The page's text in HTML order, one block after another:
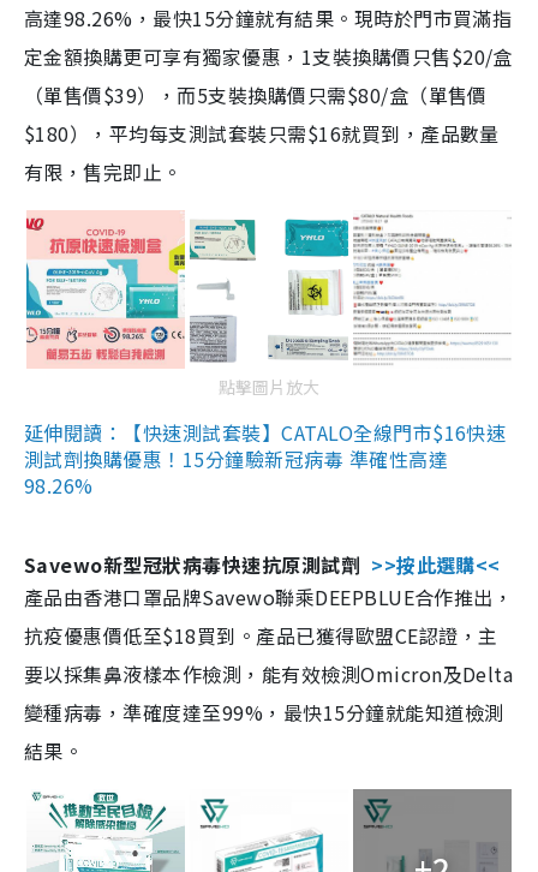
高達98.26%，最快15分鐘就有結果。現時於門市買滿指
定金額換購更可享有獨家優惠，1支裝換購價只售$20/盒
（單售價$39），而5支裝換購價只需$80/盒（單售價
$180），平均每支測試套裝只需$16就買到，產品數量
有限，售完即止。
點擊圖片放大
延伸閱讀：【快速測試套裝】CATALO全線門市$16快速
測試劑換購優惠！15分鐘驗新冠病毒 準確性高達
98.26%
Savewo新型冠狀病毒快速抗原測試劑 >>按此選購<<
產品由香港口罩品牌Savewo聯乘DEEPBLUE合作推出，
抗疫優惠價低至$18買到。產品已獲得歐盟CE認證，主
要以採集鼻液樣本作檢測，能有效檢測Omicron及Delta
變種病毒，準確度達至99%，最快15分鐘就能知道檢測
結果。